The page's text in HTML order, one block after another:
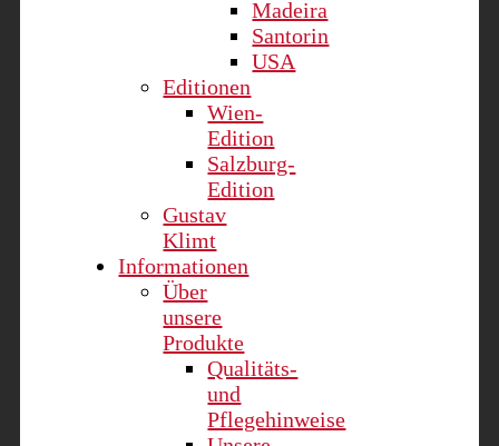
Madeira
Santorin
USA
Editionen
Wien-
Edition
Salzburg-
Edition
Gustav
Klimt
Informationen
Über
unsere
Produkte
Qualitäts-
und
Pflegehinweise